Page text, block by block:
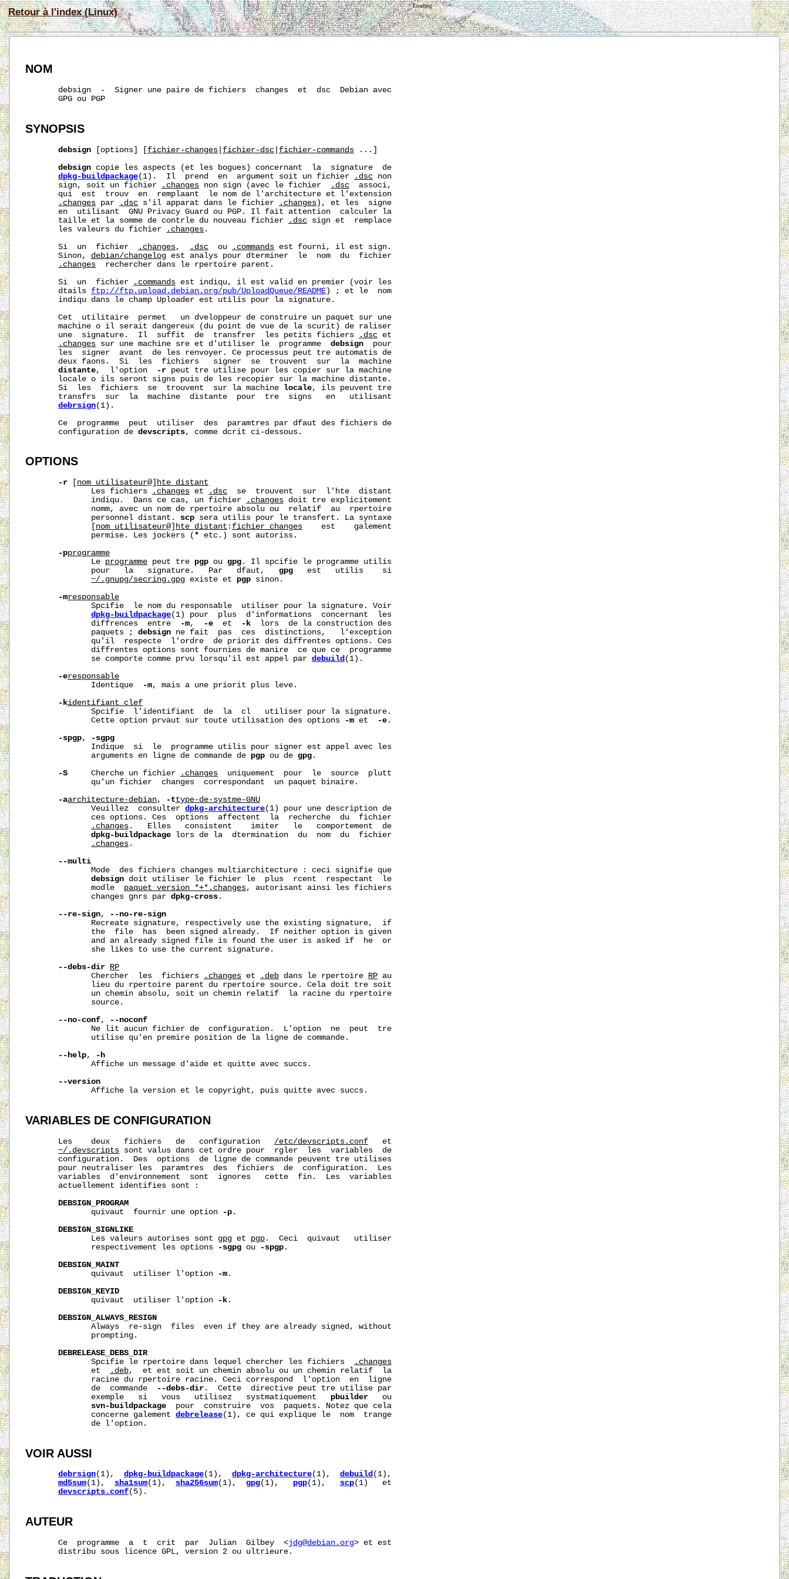
Retour à l'index (Linux)
Loading
NOM
       debsign  -  Signer une paire de fichiers  changes  et  dsc  Debian avec
       GPG ou PGP
SYNOPSIS
debsign [options] [fichier-changes fichier-dsc fichier-commands ...]
debsign copie les aspects (et les bogues) concernant  la  signature  de
dpkg-buildpackage(1).  Il  prend  en  argument soit un fichier .dsc non
       sign, soit un fichier
.changes non sign (avec le fichier .dsc
  associ,
       qui  est  trouv  en  remplaant  le nom de l'architecture et l'extension
.changes par .dsc s'il apparat dans le fichier .changes), et les  signe
       en  utilisant  GNU Privacy Guard ou PGP. Il fait attention  calculer la
       taille et la somme de contrle du nouveau fichier
.dsc sign et  remplace
       les valeurs du fichier
.changes .
       Si  un  fichier
.changes, .dsc
  ou
.commands est fourni, il est sign.
       Sinon,
debian/changelog est analys pour dterminer  le  nom  du  fichier
.changes
  rechercher dans le rpertoire parent.
       Si  un  fichier
.commands est indiqu, il est valid en premier (voir les
       dtails
ftp://ftp.upload.debian.org/pub/UploadQueue/README) ; et le  nom
       indiqu dans le champ Uploader est utilis pour la signature.
       Cet  utilitaire  permet   un dveloppeur de construire un paquet sur une
       machine o il serait dangereux (du point de vue de la scurit) de raliser
       une  signature.  Il  suffit  de  transfrer  les petits fichiers
.dsc et
.changes sur une machine sre et d'utiliser le  programme debsign
  pour
       les  signer  avant  de les renvoyer. Ce processus peut tre automatis de
       deux faons.  Si  les  fichiers   signer  se  trouvent  sur  la  machine
distante,  l'option -r peut tre utilise pour les copier sur la machine
       locale o ils seront signs puis de les recopier sur la machine distante.
       Si  les  fichiers  se  trouvent  sur la machine
locale, ils peuvent tre
       transfrs  sur  la  machine  distante  pour  tre  signs   en   utilisant
debrsign(1).
       Ce  programme  peut  utiliser  des  paramtres par dfaut des fichiers de
       configuration de
devscripts, comme dcrit ci-dessous.
OPTIONS
-r nom_utilisateur@] hte_distant
              Les fichiers
.changes et .dsc
  se  trouvent  sur  l'hte  distant
              indiqu.  Dans ce cas, un fichier
.changes doit tre explicitement
              nomm, avec un nom de rpertoire absolu ou  relatif  au  rpertoire
              personnel distant.
scp sera utilis pour le transfert. La syntaxe
nom_utilisateur@] hte_distant : fichier_changes
    est    galement
              permise. Les jockers (
* etc.) sont autoriss.
-pprogramme
              Le
programme peut tre pgp ou gpg . Il spcifie le programme utilis
              pour   la   signature.   Par   dfaut,
gpg
   est   utilis    si
~/.gnupg/secring.gpg existe et pgp sinon.
-mresponsable
              Spcifie  le nom du responsable  utiliser pour la signature. Voir
dpkg-buildpackage(1) pour  plus  d'informations  concernant  les
              diffrences  entre
-m, -e
  et
-k
  lors  de la construction des
              paquets ;
debsign ne fait  pas  ces  distinctions,   l'exception
              qu'il  respecte  l'ordre  de priorit des diffrentes options. Ces
              diffrentes options sont fournies de manire  ce que ce  programme
              se comporte comme prvu lorsqu'il est appel par
debuild(1).
-eresponsable
              Identique
-m, mais a une priorit plus leve.
-kidentifiant_clef
              Spcifie  l'identifiant  de  la  cl   utiliser pour la signature.
              Cette option prvaut sur toute utilisation des options
-m et -e .
-spgp,
-sgpg
              Indique  si  le  programme utilis pour signer est appel avec les
              arguments en ligne de commande de
pgp ou de gpg .
-S
     Cherche un fichier
.changes
  uniquement  pour  le  source  plutt
              qu'un fichier  changes  correspondant  un paquet binaire.
-aarchitecture-debian, -ttype-de-systme-GNU
              Veuillez  consulter
dpkg-architecture(1) pour une description de
              ces options. Ces  options  affectent  la  recherche  du  fichier
.changes .   Elles   consistent    imiter   le   comportement  de
dpkg-buildpackage lors de la  dtermination  du  nom  du  fichier
.changes .
--multi
              Mode  des fichiers changes multiarchitecture : ceci signifie que
debsign doit utiliser le fichier le  plus  rcent  respectant  le
              modle
paquet_version_*+*.changes, autorisant ainsi les fichiers
              changes gnrs par
dpkg-cross .
--re-sign,
--no-re-sign
              Recreate signature, respectively use the existing signature,  if
              the  file  has  been signed already.  If neither option is given
              and an already signed file is found the user is asked if  he  or
              she likes to use the current signature.
--debs-dir RP
              Chercher  les  fichiers
.changes et .deb dans le rpertoire RP au
              lieu du rpertoire parent du rpertoire source. Cela doit tre soit
              un chemin absolu, soit un chemin relatif  la racine du rpertoire
              source.
--no-conf,
--noconf
              Ne lit aucun fichier de  configuration.  L'option  ne  peut  tre
              utilise qu'en premire position de la ligne de commande.
--help,
-h
              Affiche un message d'aide et quitte avec succs.
--version
              Affiche la version et le copyright, puis quitte avec succs.
VARIABLES DE CONFIGURATION
       Les    deux   fichiers   de   configuration
/etc/devscripts.conf
   et
~/.devscripts sont valus dans cet ordre pour  rgler  les  variables  de
       configuration.  Des  options  de ligne de commande peuvent tre utilises
       pour neutraliser les  paramtres  des  fichiers  de  configuration.  Les
       variables  d'environnement  sont  ignores   cette  fin.  Les  variables
       actuellement identifies sont :
DEBSIGN_PROGRAM
              quivaut  fournir une option
-p .
DEBSIGN_SIGNLIKE
              Les valeurs autorises sont
gpg et pgp .  Ceci  quivaut   utiliser
              respectivement les options
-sgpg ou -spgp .
DEBSIGN_MAINT
              quivaut  utiliser l'option
-m .
DEBSIGN_KEYID
              quivaut  utiliser l'option
-k .
DEBSIGN_ALWAYS_RESIGN
              Always  re-sign  files  even if they are already signed, without
              prompting.
DEBRELEASE_DEBS_DIR
              Spcifie le rpertoire dans lequel chercher les fichiers
.changes
              et
.deb,  et est soit un chemin absolu ou un chemin relatif  la
              racine du rpertoire racine. Ceci correspond  l'option  en  ligne
              de  commande
--debs-dir .  Cette  directive peut tre utilise par
              exemple   si   vous   utilisez   systmatiquement
pbuilder
   ou
svn-buildpackage
  pour  construire  vos  paquets. Notez que cela
              concerne galement
debrelease(1), ce qui explique le  nom  trange
              de l'option.
VOIR AUSSI
debrsign(1), dpkg-buildpackage(1), dpkg-architecture(1), debuild(1),
md5sum(1), sha1sum(1), sha256sum(1), gpg(1), pgp(1), scp(1)   et
devscripts.conf(5).
AUTEUR
       Ce  programme  a  t  crit  par  Julian  Gilbey  <
jdg@debian.org> et est
       distribu sous licence GPL, version 2 ou ultrieure.